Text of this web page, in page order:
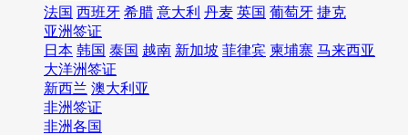
法国 西班牙 希腊 意大利 丹麦 英国 葡萄牙 捷克
亚洲签证
日本 韩国 泰国 越南 新加坡 菲律宾 柬埔寨 马来西亚
大洋洲签证
新西兰 澳大利亚
非洲签证
非洲各国